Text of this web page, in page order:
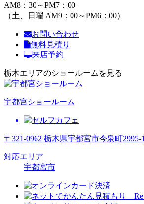
AM8：30～PM7：00
（土、日曜 AM9：00～PM6：00）
お問い合わせ
無料見積り
来店予約
栃木エリアのショールームを見る
宇都宮ショールーム
〒321-0962 栃木県宇都宮市今泉町2995-1
対応エリア
宇都宮市